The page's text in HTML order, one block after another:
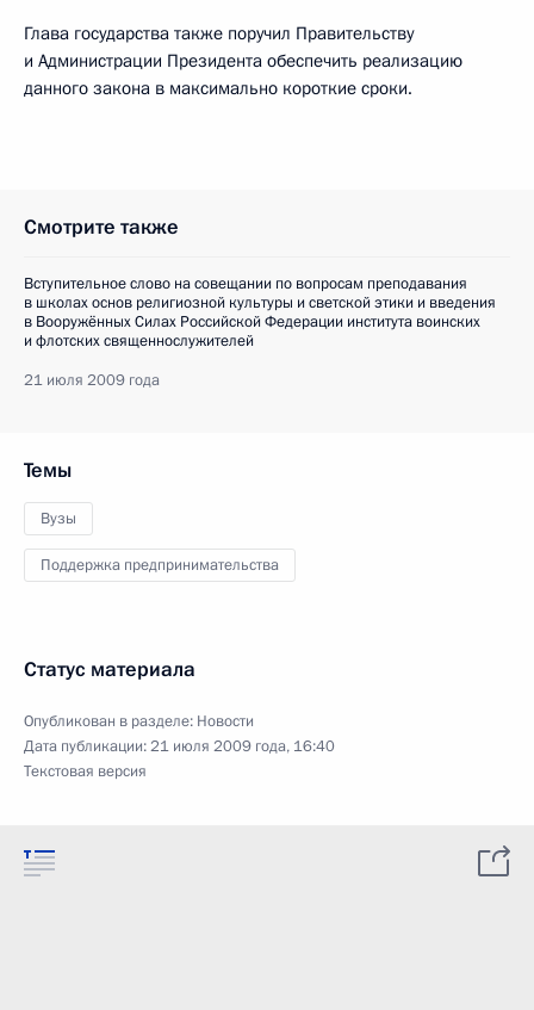
Глава государства также поручил Правительству
и Администрации Президента обеспечить реализацию
данного закона в максимально короткие сроки.
Смотрите также
Вступительное слово на совещании по вопросам преподавания
в школах основ религиозной культуры и светской этики и введения
в Вооружённых Силах Российской Федерации института воинских
и флотских священнослужителей
21 июля 2009 года
Темы
Вузы
Поддержка предпринимательства
Статус материала
Опубликован в разделе: Новости
Дата публикации:21 июля 2009 года, 16:40
Текстовая версия